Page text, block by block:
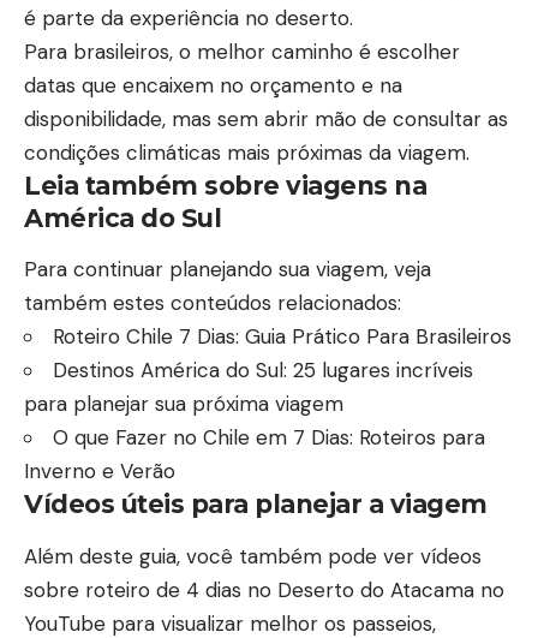
é parte da experiência no deserto.
Para brasileiros, o melhor caminho é escolher
datas que encaixem no orçamento e na
disponibilidade, mas sem abrir mão de consultar as
condições climáticas mais próximas da viagem.
Leia também sobre viagens na
América do Sul
Para continuar planejando sua viagem, veja
também estes conteúdos relacionados:
Roteiro Chile 7 Dias: Guia Prático Para Brasileiros
Destinos América do Sul: 25 lugares incríveis
para planejar sua próxima viagem
O que Fazer no Chile em 7 Dias: Roteiros para
Inverno e Verão
Vídeos úteis para planejar a viagem
Além deste guia, você também pode ver vídeos
sobre roteiro de 4 dias no Deserto do Atacama no
YouTube para visualizar melhor os passeios,